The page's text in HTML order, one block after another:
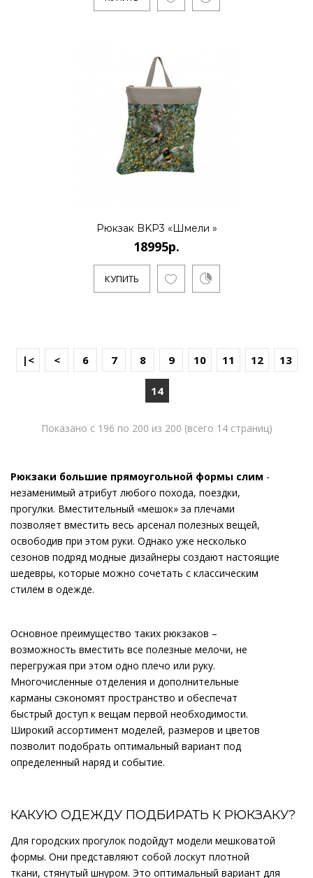
Рюкзак BKP3 «Шмели »
18995р.
КУПИТЬ
|< < 6 7 8 9 10 11 12 13
14
Показано с 196 по 200 из 200 (всего 14 страниц)
Рюкзаки большие прямоугольной формы слим -
незаменимый атрибут любого похода, поездки,
прогулки. Вместительный «мешок» за плечами
позволяет вместить весь арсенал полезных вещей,
освободив при этом руки. Однако уже несколько
сезонов подряд модные дизайнеры создают настоящие
шедевры, которые можно сочетать с классическим
стилем в одежде.
Основное преимущество таких рюкзаков –
возможность вместить все полезные мелочи, не
перегружая при этом одно плечо или руку.
Многочисленные отделения и дополнительные
карманы сэкономят пространство и обеспечат
быстрый доступ к вещам первой необходимости.
Широкий ассортимент моделей, размеров и цветов
позволит подобрать оптимальный вариант под
определенный наряд и событие.
КАКУЮ ОДЕЖДУ ПОДБИРАТЬ К РЮКЗАКУ?
Для городских прогулок подойдут модели мешковатой
формы. Они представляют собой лоскут плотной
ткани, стянутый шнуром. Это оптимальный вариант для